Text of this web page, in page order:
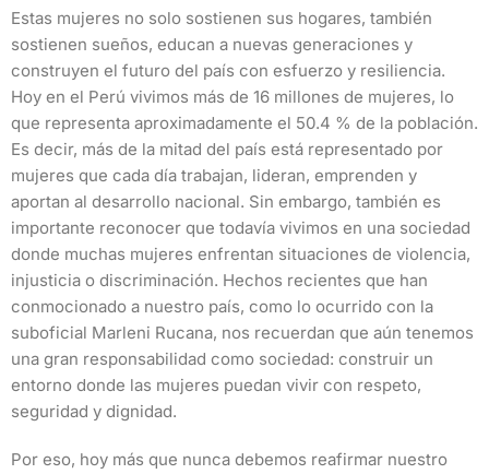
Estas mujeres no solo sostienen sus hogares, también
sostienen sueños, educan a nuevas generaciones y
construyen el futuro del país con esfuerzo y resiliencia.
Hoy en el Perú vivimos más de 16 millones de mujeres, lo
que representa aproximadamente el 50.4 % de la población.
Es decir, más de la mitad del país está representado por
mujeres que cada día trabajan, lideran, emprenden y
aportan al desarrollo nacional. Sin embargo, también es
importante reconocer que todavía vivimos en una sociedad
donde muchas mujeres enfrentan situaciones de violencia,
injusticia o discriminación. Hechos recientes que han
conmocionado a nuestro país, como lo ocurrido con la
suboficial Marleni Rucana, nos recuerdan que aún tenemos
una gran responsabilidad como sociedad: construir un
entorno donde las mujeres puedan vivir con respeto,
seguridad y dignidad.
Por eso, hoy más que nunca debemos reafirmar nuestro